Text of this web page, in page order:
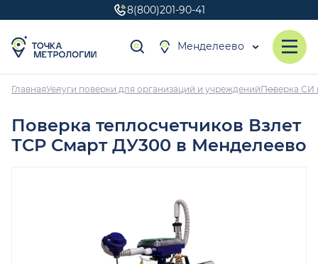
8(800)201-90-41
Менделеево
ГлавнаяУслуги поверки для организаций и учрежденийПоверка СИ
Поверка теплосчетчиков Взлет
ТСР Смарт ДУ300 в Менделеево